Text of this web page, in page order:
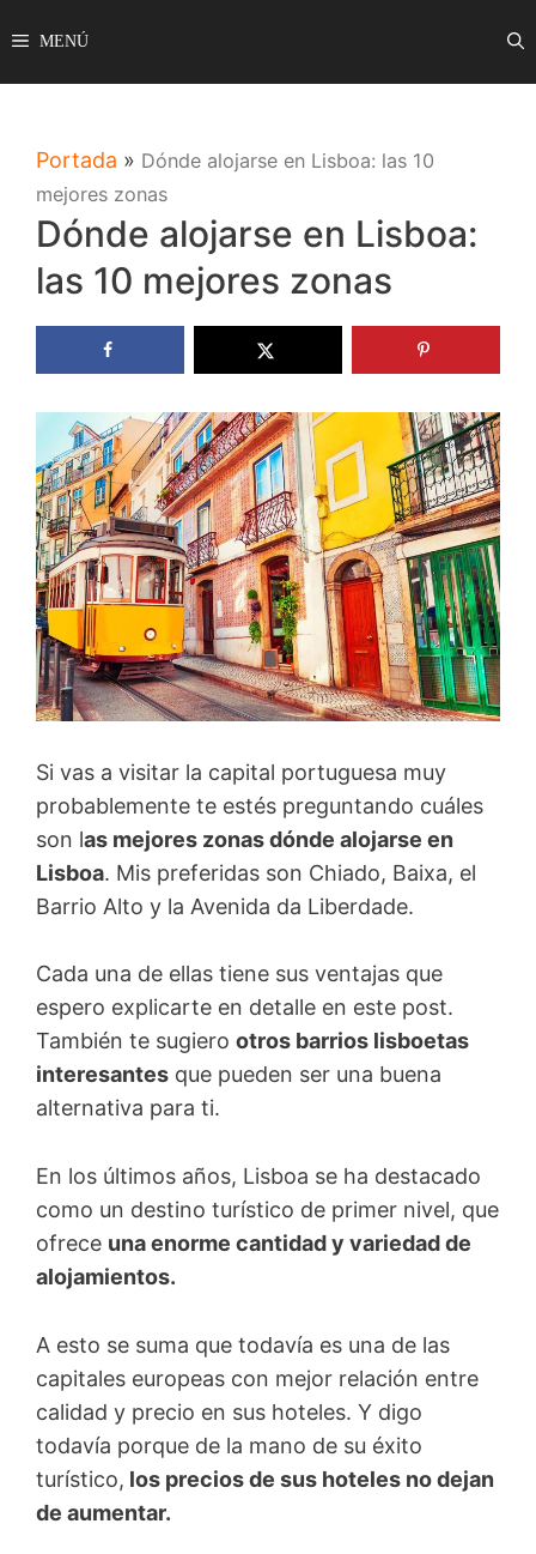
al
contenido
MENÚ
Portada » Dónde alojarse en Lisboa: las 10
mejores zonas
Dónde alojarse en Lisboa:
las 10 mejores zonas
Si vas a visitar la capital portuguesa muy
probablemente te estés preguntando cuáles
son las mejores zonas dónde alojarse en
Lisboa. Mis preferidas son Chiado, Baixa, el
Barrio Alto y la Avenida da Liberdade.
Cada una de ellas tiene sus ventajas que
espero explicarte en detalle en este post.
También te sugiero otros barrios lisboetas
interesantes que pueden ser una buena
alternativa para ti.
En los últimos años, Lisboa se ha destacado
como un destino turístico de primer nivel, que
ofrece una enorme cantidad y variedad de
alojamientos.
A esto se suma que todavía es una de las
capitales europeas con mejor relación entre
calidad y precio en sus hoteles. Y digo
todavía porque de la mano de su éxito
turístico, los precios de sus hoteles no dejan
de aumentar.